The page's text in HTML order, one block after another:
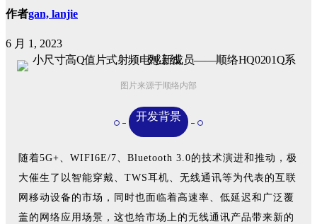
作者gan, lanjie
6 月 1, 2023
图片来源于顺络内部
开发背景
随着5G+、WIFI6E/7、Bluetooth 3.0的技术演进和推动，极
大催生了以智能穿戴、TWS耳机、无线通讯等为代表的互联
网移动设备的市场，同时也面临着高速率、低延迟和广泛覆
盖的网络应用场景，这也给市场上的无线通讯产品带来新的